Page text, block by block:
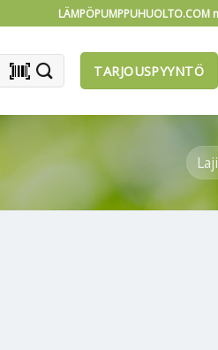
barcode_scanner TARJOUSPYYNTÖ